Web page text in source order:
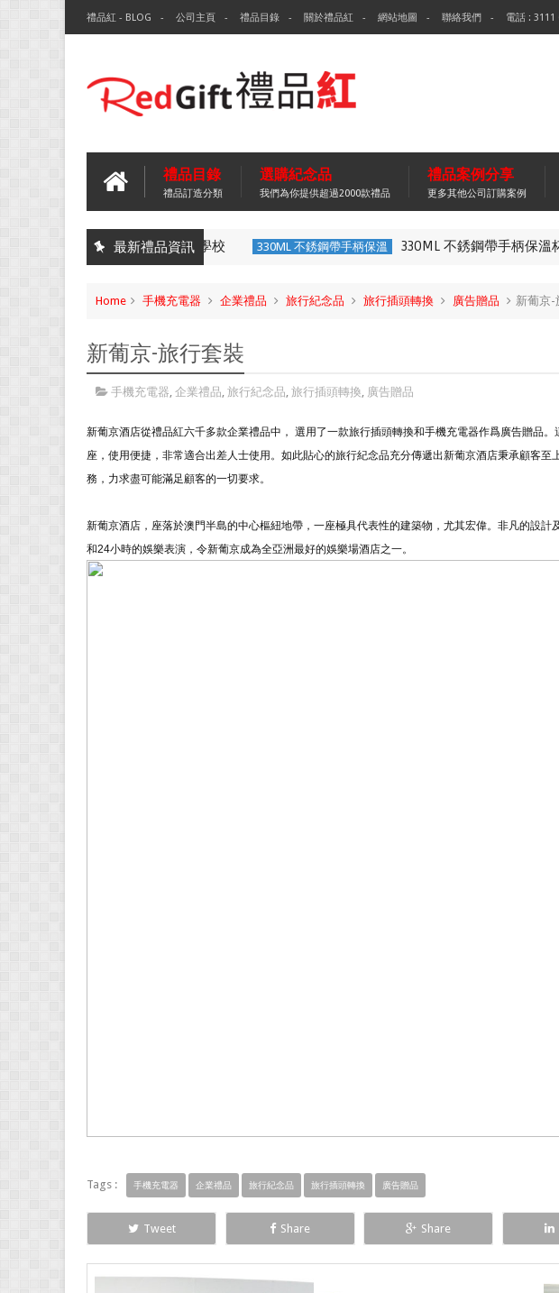
禮品紅 - BLOG 公司主頁 禮品目錄 關於禮品紅 網站地圖 聯絡我們 電話 : 3111
禮品目錄
禮品訂造分類
選購紀念品
我們為你提供超過2000款禮品
禮品案例分享
更多其他公司訂購案例
最新禮品資訊
折疊矽膠咖啡杯-沙田靈光幼兒學校 330ML 不銹鋼帶手柄保溫 330ML 不銹鋼帶手柄保溫
Home 手機充電器 企業禮品 旅行紀念品 旅行插頭轉換 廣告贈品 新葡京-
新葡京-旅行套裝
手機充電器, 企業禮品, 旅行紀念品, 旅行插頭轉換, 廣告贈品
新葡京酒店從禮品紅六千多款企業禮品中， 選用了一款旅行插頭轉換和手機充電器作爲廣告贈品。
座，使用便捷，非常適合出差人士使用。如此貼心的旅行紀念品充分傳遞出新葡京酒店秉承顧客至
務，力求盡可能滿足顧客的一切要求。
新葡京酒店，座落於澳門半島的中心樞紐地帶，一座極具代表性的建築物，尤其宏偉。非凡的設
和24小時的娛樂表演，令新葡京成為全亞洲最好的娛樂場酒店之一。
Tags : 手機充電器 企業禮品 旅行紀念品 旅行插頭轉換 廣告贈品
Tweet Share Share